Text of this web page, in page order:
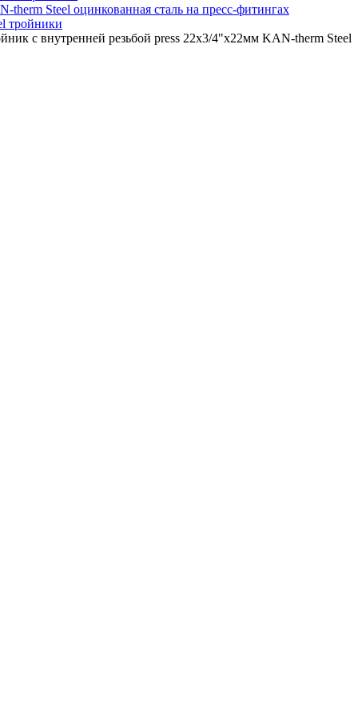
therm Steel оцинкованная сталь на пресс-фитингах
тройники
с внутренней резьбой press 22x3/4"x22мм KAN-therm Steel